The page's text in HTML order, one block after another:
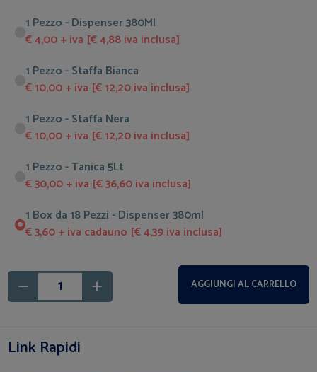
1 Pezzo - Dispenser 380Ml
€ 4,00 + iva [€ 4,88 iva inclusa]
1 Pezzo - Staffa Bianca
€ 10,00 + iva [€ 12,20 iva inclusa]
1 Pezzo - Staffa Nera
€ 10,00 + iva [€ 12,20 iva inclusa]
1 Pezzo - Tanica 5Lt
€ 30,00 + iva [€ 36,60 iva inclusa]
1 Box da 18 Pezzi - Dispenser 380ml
€ 3,60 + iva cadauno [€ 4,39 iva inclusa]
AGGIUNGI AL CARRELLO
Link Rapidi